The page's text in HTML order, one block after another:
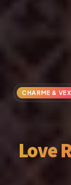
CHARME &
Love